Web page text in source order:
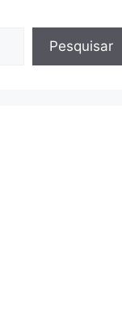
Pesquisar